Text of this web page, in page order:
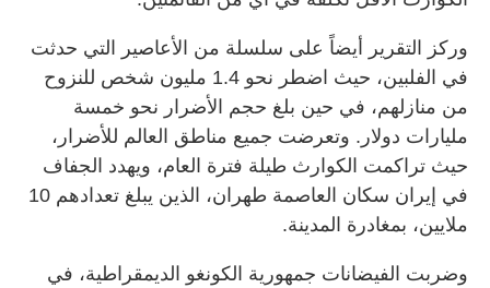
وركز التقرير أيضاً على سلسلة من الأعاصير التي حدثت
في الفلبين، حيث اضطر نحو 1.4 مليون شخص للنزوح
من منازلهم، في حين بلغ حجم الأضرار نحو خمسة
مليارات دولار. وتعرضت جميع مناطق العالم للأضرار،
حيث تراكمت الكوارث طيلة فترة العام، ويهدد الجفاف
في إيران سكان العاصمة طهران، الذين يبلغ تعدادهم 10
ملايين، بمغادرة المدينة.
وضربت الفيضانات جمهورية الكونغو الديمقراطية، في